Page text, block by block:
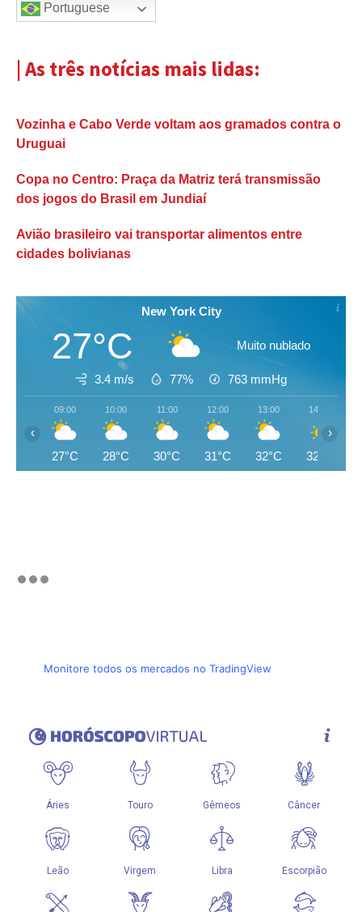
Portuguese
| As três notícias mais lidas:
Vozinha e Cabo Verde voltam aos gramados contra o
Uruguai
Copa no Centro: Praça da Matriz terá transmissão
dos jogos do Brasil em Jundiaí
Avião brasileiro vai transportar alimentos entre
cidades bolivianas
New York City
27°C Muito nublado
3.4 m/s 77% 763 mmHg
09:00
27°C
10:00
28°C
11:00
30°C
12:00
31°C
13:00
32°C
14:00
32°C
‹ ›
Monitore todos os mercados no TradingView